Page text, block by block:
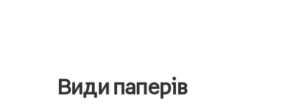
Види паперів